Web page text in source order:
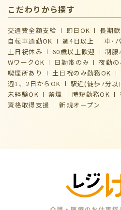
こだわりから探す
交通費全額支給 即日OK 長期
自転車通勤OK
週4日以上
車･
土日祝休み
60歳以上歓迎 制服
WワークOK
日勤帯のみ 夜勤
喫煙所あり
土日祝のみ勤務OK
週1、2日からOK
駅近(徒歩7分以
未経験OK
禁煙 時短勤務OK
資格取得支援
新規オープン